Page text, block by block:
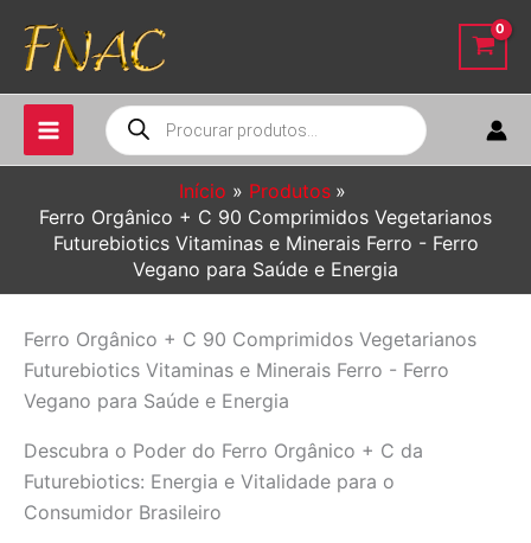
para
conteúdo
Pesquisar
produtos
Início
Produtos
Ferro Orgânico + C 90 Comprimidos Vegetarianos
Futurebiotics Vitaminas e Minerais Ferro - Ferro
Vegano para Saúde e Energia
Ferro Orgânico + C 90 Comprimidos Vegetarianos
Futurebiotics Vitaminas e Minerais Ferro - Ferro
Vegano para Saúde e Energia
Descubra o Poder do Ferro Orgânico + C da
Futurebiotics: Energia e Vitalidade para o
Consumidor Brasileiro